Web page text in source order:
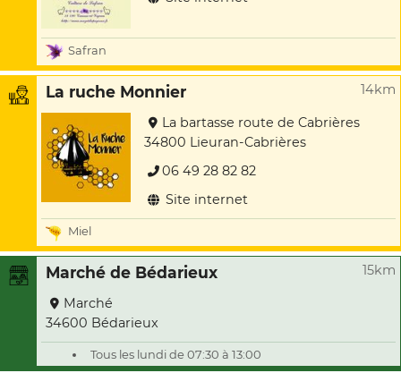
Safran
La ruche Monnier 14km
La bartasse route de Cabrières
34800 Lieuran-Cabrières
06 49 28 82 82
Site internet
Miel
Marché de Bédarieux 15km
Marché
34600 Bédarieux
Tous les lundi de 07:30 à 13:00